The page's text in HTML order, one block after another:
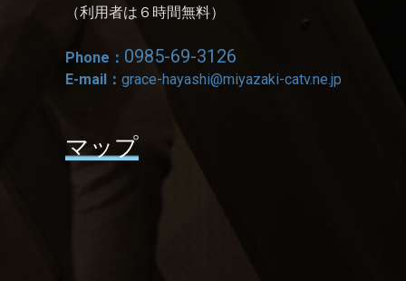
（利用者は６時間無料）
Phone： 0985-69-3126
E-mail： grace-hayashi@miyazaki-catv.ne.jp
マップ